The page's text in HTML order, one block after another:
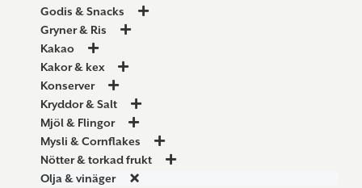
Godis & Snacks
Gryner & Ris
Kakao
Kakor & kex
Konserver
Kryddor & Salt
Mjöl & Flingor
Mysli & Cornflakes
Nötter & torkad frukt
Olja & vinäger